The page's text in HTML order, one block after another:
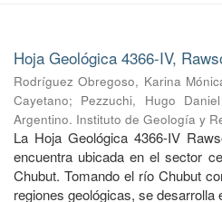
Hoja Geológica 4366-IV,
Rodríguez Obregoso, Karina
Cayetano; Pezzuchi, Hugo Daniel
Argentino. Instituto de Geología y
La Hoja Geológica 4366-IV
encuentra ubicada en el sector
Chubut. Tomando el río Chubut
regiones geológicas, se desarrolla